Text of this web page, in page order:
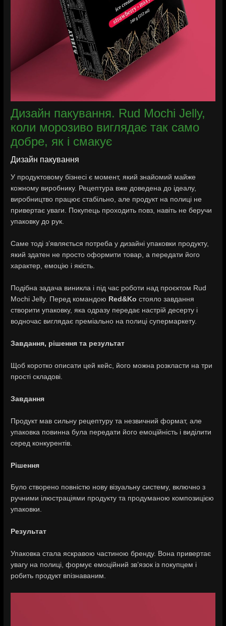
Дизайн пакування. Rud Mochi Jelly,
коли морозиво виглядає так само
добре, як і смакує
Дизайн пакування
У продуктовому бізнесі є момент, який знайомий майже
кожному виробнику. Рецептура вже доведена до ідеалу,
виробництво працює стабільно, але продукт на полиці не
привертає уваги. Покупець проходить повз, навіть не беручи
упаковку до рук.
Саме тоді з’являється потреба у дизайні упаковки продукту,
який здатен не просто оформити товар, а передати його
характер, емоцію і якість.
Подібна задача виникла і під час роботи над проєктом Rud
Mochi Jelly. Перед командою Red&Ko стояло завдання
створити упаковку, яка одразу передає настрій десерту і
водночас виглядає преміально на полиці супермаркету.
Завдання, рішення та результат
Щоб коротко описати цей кейс, його можна розкласти на три
прості складові.
Завдання
Продукт мав сильну рецептуру та незвичний формат, але
упаковка повинна була передати його емоційність і виділити
серед конкурентів.
Рішення
Було створено повністю нову візуальну систему, включно з
ручними ілюстраціями продукту та продуманою композицією
упаковки.
Результат
Упаковка стала яскравою частиною бренду. Вона привертає
увагу на полиці, формує емоційний зв’язок із покупцем і
робить продукт впізнаваним.